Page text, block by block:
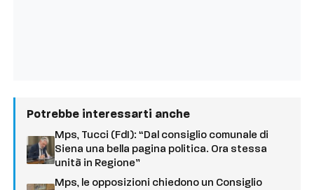
Potrebbe interessarti anche
Mps, Tucci (FdI): “Dal consiglio comunale di
Siena una bella pagina politica. Ora stessa
unità in Regione”
Mps, le opposizioni chiedono un Consiglio